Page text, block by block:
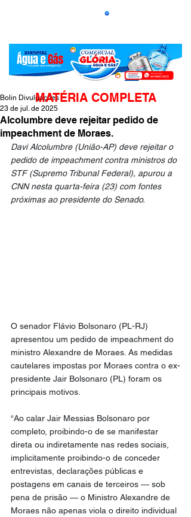
Alcolumbre deve rejeitar pedido de
impeachment de Moraes.
Bolin Divulgações
23 de jul. de 2025
Davi Alcolumbre (União-AP) deve rejeitar o
pedido de impeachment contra ministros do
STF (Supremo Tribunal Federal), apurou a
CNN nesta quarta-feira (23) com fontes
próximas ao presidente do Senado.
O senador Flávio Bolsonaro (PL-RJ)
apresentou um pedido de impeachment do
ministro Alexandre de Moraes. As medidas
cautelares impostas por Moraes contra o ex-
presidente Jair Bolsonaro (PL) foram os
principais motivos.
“Ao calar Jair Messias Bolsonaro por
completo, proibindo-o de se manifestar
direta ou indiretamente nas redes sociais,
implicitamente proibindo-o de conceder
entrevistas, declarações públicas e
postagens em canais de terceiros — sob
pena de prisão — o Ministro Alexandre de
Moraes não apenas viola o direito individual
MATÉRIA COMPLETA